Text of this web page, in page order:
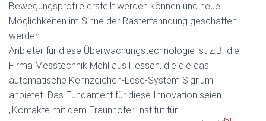
Bewegungsprofile erstellt werden können und neue
Möglichkeiten im Sinne der Rasterfahndung geschaffen
werden.
Anbieter für diese Überwachungstechnologie ist z.B. die
Firma Messtechnik Mehl aus Hessen, die die das
automatische Kennzeichen-Lese-System Signum II
anbietet. Das Fundament für diese Innovation seien
„Kontakte mit dem Fraunhofer Institut für